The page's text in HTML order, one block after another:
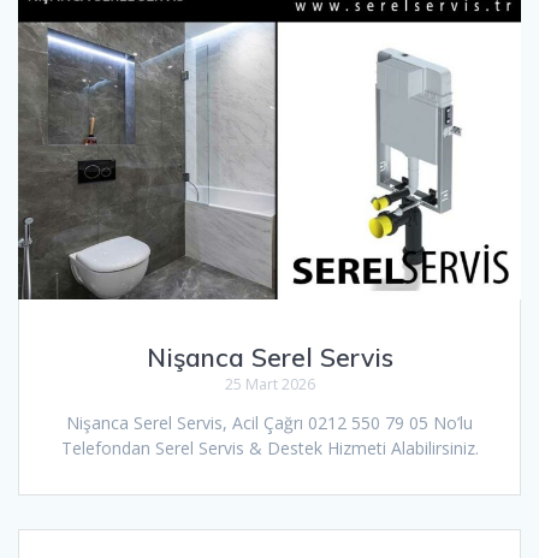
Nişanca Serel Servis
25 Mart 2026
Nişanca Serel Servis, Acil Çağrı 0212 550 79 05 No’lu
Telefondan Serel Servis & Destek Hizmeti Alabilirsiniz.